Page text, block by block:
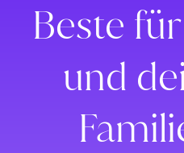
Beste
und